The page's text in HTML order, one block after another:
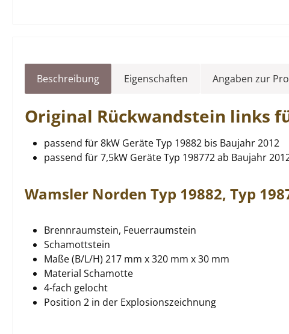
Beschreibung Eigenschaften Angaben zur
Original Rückwandstein links
passend für 8kW Geräte Typ 19882 bis Baujahr 2012
passend für 7,5kW Geräte Typ 198772 ab Baujahr
Wamsler Norden Typ 19882, Typ
Brennraumstein, Feuerraumstein
Schamottstein
Maße (B/L/H) 217 mm x 320 mm x 30 mm
Material Schamotte
4-fach gelocht
Position 2 in der Explosionszeichnung